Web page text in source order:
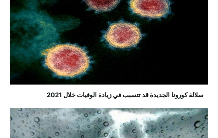
سلالة كورونا الجديدة قد تتسبب في زيادة الوفيات خلال 2021